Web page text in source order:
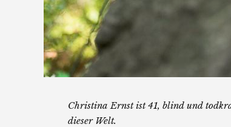
Christina Ernst ist 41, blind und
dieser Welt.